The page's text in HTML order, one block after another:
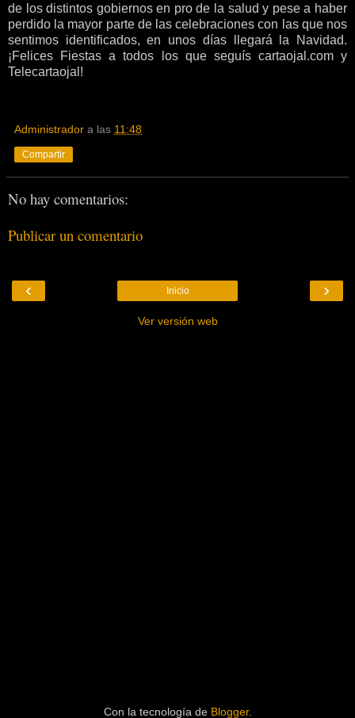
de los distintos gobiernos en pro de la salud y pese a haber
perdido la mayor parte de las celebraciones con las que nos
sentimos identificados, en unos días llegará la Navidad.
¡Felices Fiestas a todos los que seguís cartaojal.com y
Telecartaojal!
Administrador a las 11:48
Compartir
No hay comentarios:
Publicar un comentario
‹ ›
Inicio
Ver versión web
Con la tecnología de Blogger.